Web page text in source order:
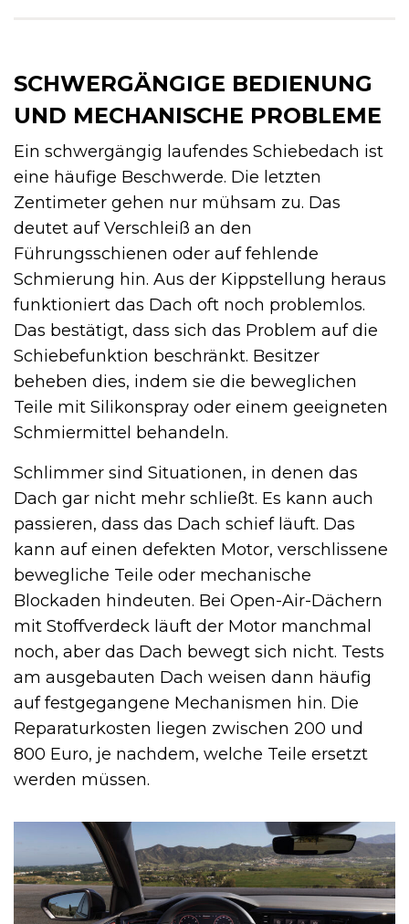
SCHWERGÄNGIGE BEDIENUNG
UND MECHANISCHE PROBLEME
Ein schwergängig laufendes Schiebedach ist
eine häufige Beschwerde. Die letzten
Zentimeter gehen nur mühsam zu. Das
deutet auf Verschleiß an den
Führungsschienen oder auf fehlende
Schmierung hin. Aus der Kippstellung heraus
funktioniert das Dach oft noch problemlos.
Das bestätigt, dass sich das Problem auf die
Schiebefunktion beschränkt. Besitzer
beheben dies, indem sie die beweglichen
Teile mit Silikonspray oder einem geeigneten
Schmiermittel behandeln.
Schlimmer sind Situationen, in denen das
Dach gar nicht mehr schließt. Es kann auch
passieren, dass das Dach schief läuft. Das
kann auf einen defekten Motor, verschlissene
bewegliche Teile oder mechanische
Blockaden hindeuten. Bei Open-Air-Dächern
mit Stoffverdeck läuft der Motor manchmal
noch, aber das Dach bewegt sich nicht. Tests
am ausgebauten Dach weisen dann häufig
auf festgegangene Mechanismen hin. Die
Reparaturkosten liegen zwischen 200 und
800 Euro, je nachdem, welche Teile ersetzt
werden müssen.